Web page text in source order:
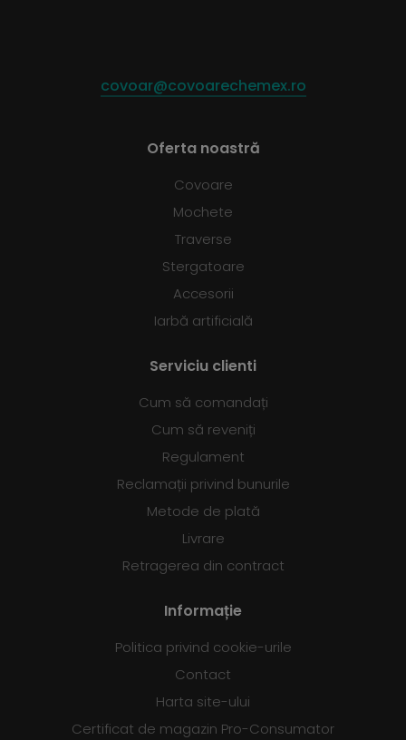
covoar@covoarechemex.ro
Oferta noastră
Covoare
Mochete
Traverse
Stergatoare
Accesorii
Iarbă artificială
Serviciu clienti
Cum să comandați
Cum să reveniți
Regulament
Reclamații privind bunurile
Metode de plată
Livrare
Retragerea din contract
Informație
Politica privind cookie-urile
Contact
Harta site-ului
Certificat de magazin Pro-Consumator